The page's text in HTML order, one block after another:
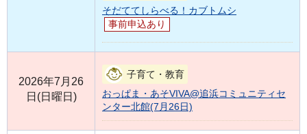
そだててしらべる！カブトムシ
事前申込あり
2026年7月26
日(日曜日)
子育て・教育
おっぱま・あそVIVA@追浜コミュニティセ
ンター北館(7月26日)